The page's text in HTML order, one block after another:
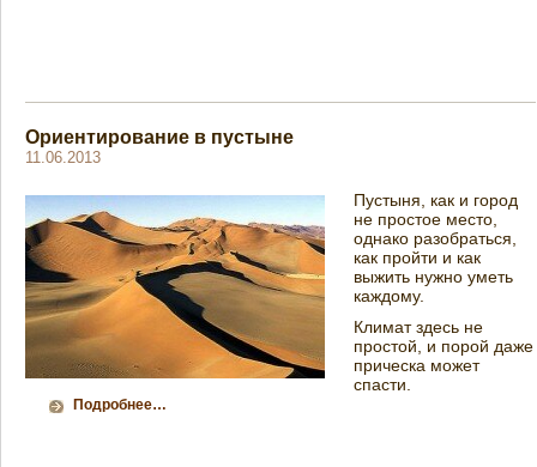
Ориентирование в пустыне
11.06.2013
Пустыня, как и город
не простое место,
однако разобраться,
как пройти и как
выжить нужно уметь
каждому.
Климат здесь не
простой, и порой даже
прическа может
спасти.
Подробнее…